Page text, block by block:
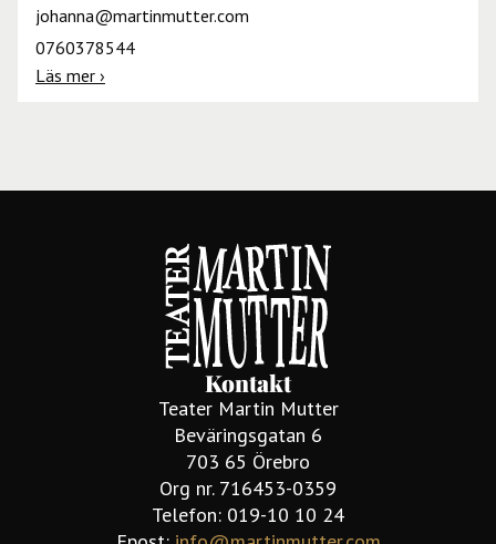
johanna@martinmutter.com
0760378544
Läs mer ›
Kontakt
Teater Martin Mutter
Beväringsgatan 6
703 65 Örebro
Org nr. 716453-0359
Telefon: 019-10 10 24